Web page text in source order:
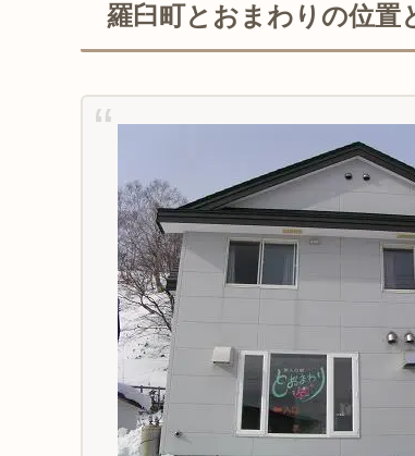
羅臼町とおまわりの位置